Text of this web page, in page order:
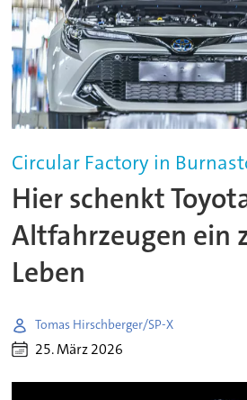
Circular Factory in
Hier schenkt
Altfahrzeugen ein
Leben
Tomas Hirschberger/SP-X
25. März 2026